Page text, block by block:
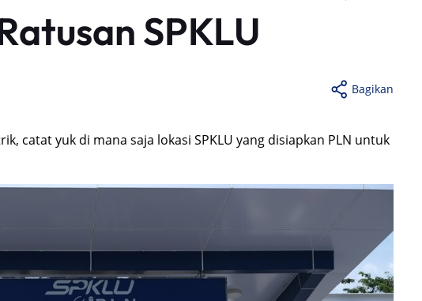
SPKLU
Bagikan
catat yuk di mana saja lokasi SPKLU yang disiapkan PLN untuk